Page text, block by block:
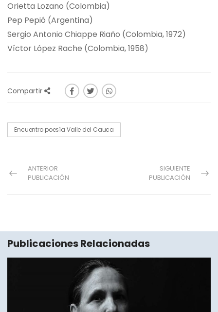
Orietta Lozano (Colombia)
Pep Pepió (Argentina)
Sergio Antonio Chiappe Riaño (Colombia, 1972)
Víctor López Rache (Colombia, 1958)
Compartir
Encuentro poesía Valle del Cauca
ANTERIOR
PUBLICACIÓN
SIGUIENTE
PUBLICACIÓN
Publicaciones Relacionadas